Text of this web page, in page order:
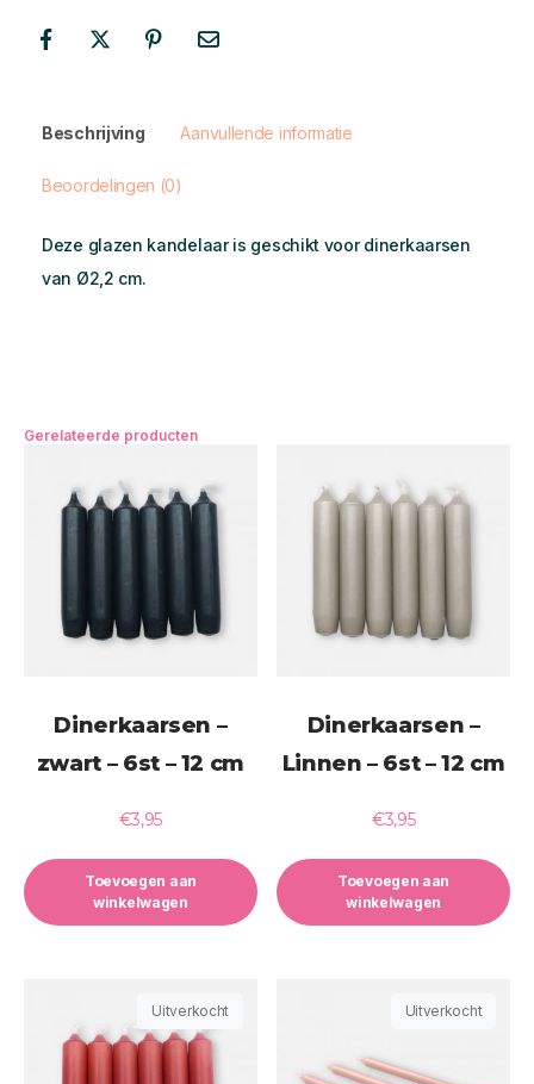
Beschrijving Aanvullende informatie
Beoordelingen (0)
Deze glazen kandelaar is geschikt voor dinerkaarsen
van Ø2,2 cm.
Gerelateerde producten
Dinerkaarsen –
zwart – 6st – 12 cm
€3,95
Toevoegen aan
winkelwagen
Dinerkaarsen –
Linnen – 6st – 12 cm
€3,95
Toevoegen aan
winkelwagen
Uitverkocht Uitverkocht